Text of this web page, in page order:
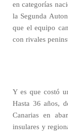
en categorías
la Segunda
que el equipo
con rivales
Y es que costó
Hasta 36 años,
Canarias en
insulares y